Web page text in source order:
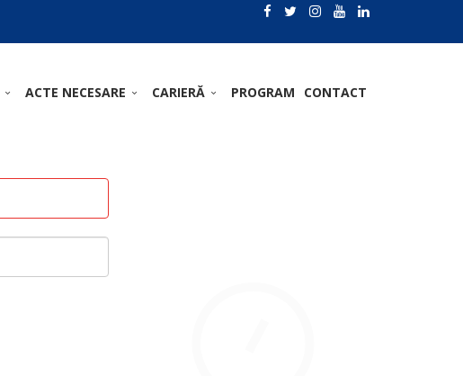
ACTE NECESARE CARIERĂ PROGRAM CONTACT